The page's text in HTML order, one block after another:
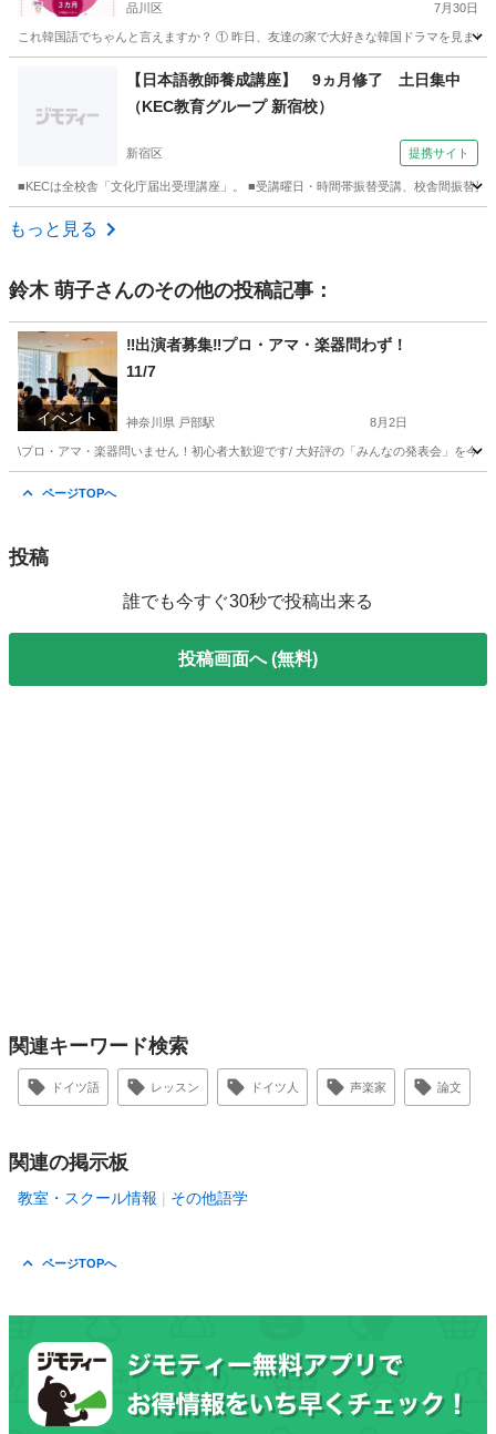
品川区 7月30日
これ韓国語でちゃんと言えますか？ ① 昨日、友達の家で大好きな韓国ドラマを見ま
韓国語 ハングル
【日本語教師養成講座】 9ヵ月修了 土日集中
（KEC教育グループ 新宿校）
新宿区 提携サイト
■KECは全校舎「文化庁届出受理講座」。 ■受講曜日・時間帯振替受講、校舎間振替
東京 新宿区
もっと見る
鈴木 萌子さんのその他の投稿記事：
イベント
‼️出演者募集‼️プロ・アマ・楽器問わず！
11/7
神奈川県 戸部駅 8月2日
\プロ・アマ・楽器問いません！初心者大歓迎です/ 大好評の「みんなの発表会」を今
ページTOPへ
投稿
誰でも今すぐ30秒で投稿出来る
投稿画面へ (無料)
関連キーワード検索
ドイツ語 レッスン ドイツ人 声楽家 論文
関連の掲示板
教室・スクール情報 その他語学
ページTOPへ